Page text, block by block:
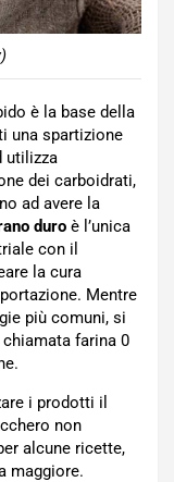
è la base della
una spartizione
utilizza
dei carboidrati,
ad avere la
duro è l’unica
con il
la cura
Mentre
più comuni, si
chiamata farina 0
i prodotti il
non
alcune ricette,
maggiore.